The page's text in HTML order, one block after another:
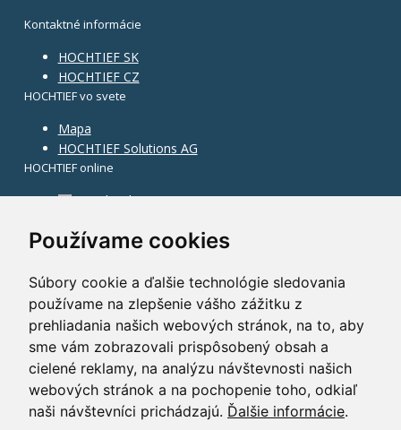
Používame cookies
Súbory cookie a ďalšie technológie sledovania
používame na zlepšenie vášho zážitku z
prehliadania našich webových stránok, na to, aby
sme vám zobrazovali prispôsobený obsah a
cielené reklamy, na analýzu návštevnosti našich
webových stránok a na pochopenie toho, odkiaľ
naši návštevníci prichádzajú. Ďalšie informácie.
Kontaktné informácie
HOCHTIEF SK
HOCHTIEF CZ
HOCHTIEF vo svete
Mapa
HOCHTIEF Solutions AG
HOCHTIEF online
Facebook